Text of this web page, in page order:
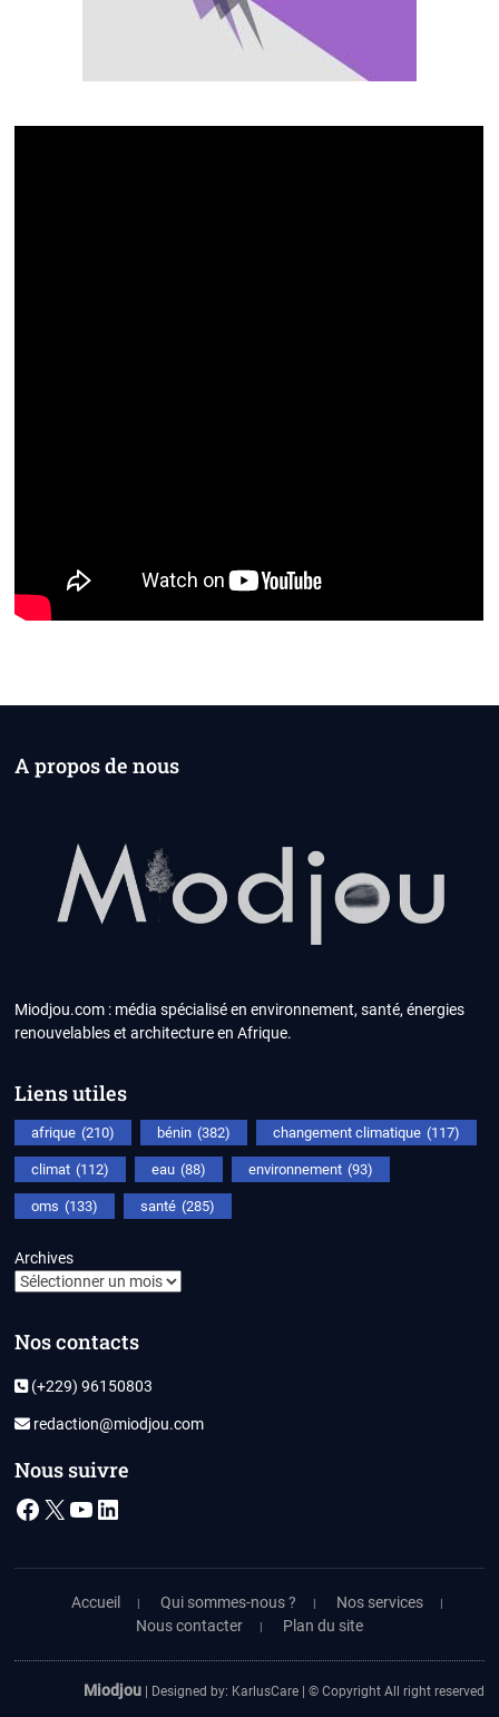
A propos de nous
Miodjou.com : média spécialisé en environnement, santé, énergies
renouvelables et architecture en Afrique.
Liens utiles
afrique (210) bénin (382) changement climatique (117)
climat (112) eau (88) environnement (93)
oms (133) santé (285)
Archives
Nos contacts
(+229) 96150803
redaction@miodjou.com
Nous suivre
Facebook
X YouTube
LinkedIn
Accueil Qui sommes-nous ?
Nos services
Nous contacter
Plan du site
Miodjou| Designed by: KarlusCare| © Copyright All right reserved